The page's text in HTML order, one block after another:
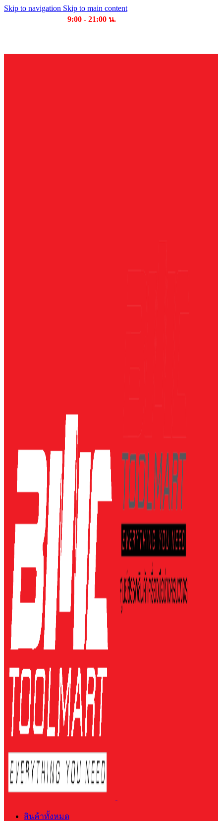
Skip to navigation Skip to main content
9:00 - 21:00 น.
สินค้าทั้งหมด